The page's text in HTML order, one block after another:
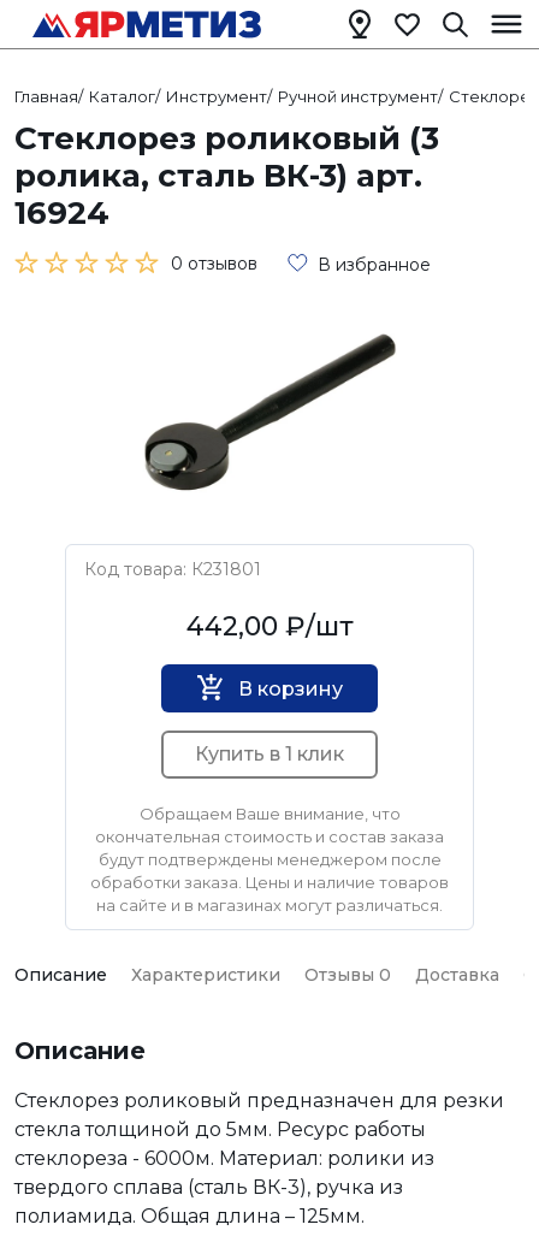
Главная/ Каталог/ Инструмент/ Ручной инструмент/
Стеклорез роликовый (3
ролика, сталь ВК-3) арт.
16924
0 отзывов В избранное
Код товара: К231801
Нет бренда442,00 ₽/шт
В корзину
Купить в 1 клик
Обращаем Ваше внимание, что
окончательная стоимость и состав заказа
будут подтверждены менеджером после
обработки заказа. Цены и наличие товаров
на сайте и в магазинах могут различаться.
Описание Характеристики Отзывы 0 Доставка
Описание
Стеклорез роликовый предназначен для резки
стекла толщиной до 5мм. Ресурс работы
стеклореза - 6000м. Материал: ролики из
твердого сплава (сталь ВК-3), ручка из
полиамида. Общая длина – 125мм.